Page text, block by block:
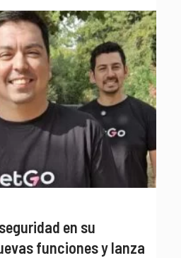
en su
funciones y lanza